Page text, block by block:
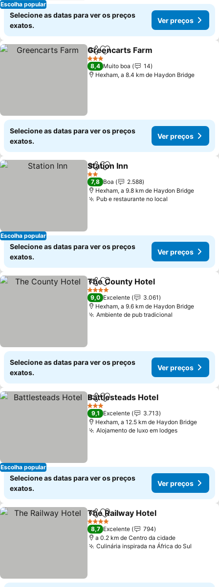
Escolha popular
Selecione as datas para ver os preços
exatos.
Ver preços
PartilharAdicionar aos favoritos
Greencarts Farm
3 Estrelas
8,4 Muito boa
14
Hexham, a 8.4 km de Haydon Bridge
Selecione as datas para ver os preços
exatos.
Ver preços
Escolha popular
PartilharAdicionar aos favoritos
Station Inn
2 Estrelas
7,8 Boa
2.588
Hexham, a 9.8 km de Haydon Bridge
Pub e restaurante no local
Selecione as datas para ver os preços
exatos.
Ver preços
PartilharAdicionar aos favoritos
The County Hotel
4 Estrelas
9,0 Excelente
3.061
Hexham, a 9.6 km de Haydon Bridge
Ambiente de pub tradicional
Selecione as datas para ver os preços
exatos.
Ver preços
Escolha popular
PartilharAdicionar aos favoritos
Battlesteads Hotel
3 Estrelas
9,1 Excelente
3.713
Hexham, a 12.5 km de Haydon Bridge
Alojamento de luxo em lodgesVer preços
Selecione as datas para ver os preços
exatos.
Ver preços
PartilharAdicionar aos favoritos
The Railway Hotel
4 Estrelas
8,7 Excelente
794
a 0.2 km de Centro da cidade
Culinária inspirada na África do Sul